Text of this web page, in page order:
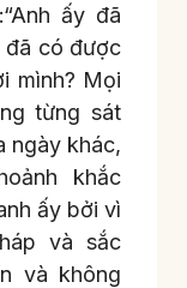
ấy đã
đã có được
mình? Mọi
từng sát
ngày khác,
khắc
ấy bởi vì
và sắc
và không